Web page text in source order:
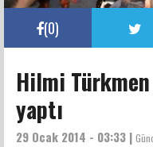
(0)
Hilmi
yaptı
29 Ocak 2014 - 03:33 |